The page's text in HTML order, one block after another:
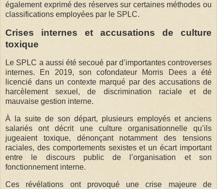
également exprimé des réserves sur certaines méthodes ou
classifications employées par le SPLC.
Crises internes et accusations de culture
toxique
Le SPLC a aussi été secoué par d’importantes controverses
internes. En 2019, son cofondateur Morris Dees a été
licencié dans un contexte marqué par des accusations de
harcèlement sexuel, de discrimination raciale et de
mauvaise gestion interne.
À la suite de son départ, plusieurs employés et anciens
salariés ont décrit une culture organisationnelle qu’ils
jugeaient toxique, dénonçant notamment des tensions
raciales, des comportements sexistes et un écart important
entre le discours public de l’organisation et son
fonctionnement interne.
Ces révélations ont provoqué une crise majeure de